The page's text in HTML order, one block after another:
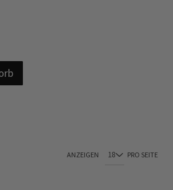
ANZEIGEN PRO SEITE